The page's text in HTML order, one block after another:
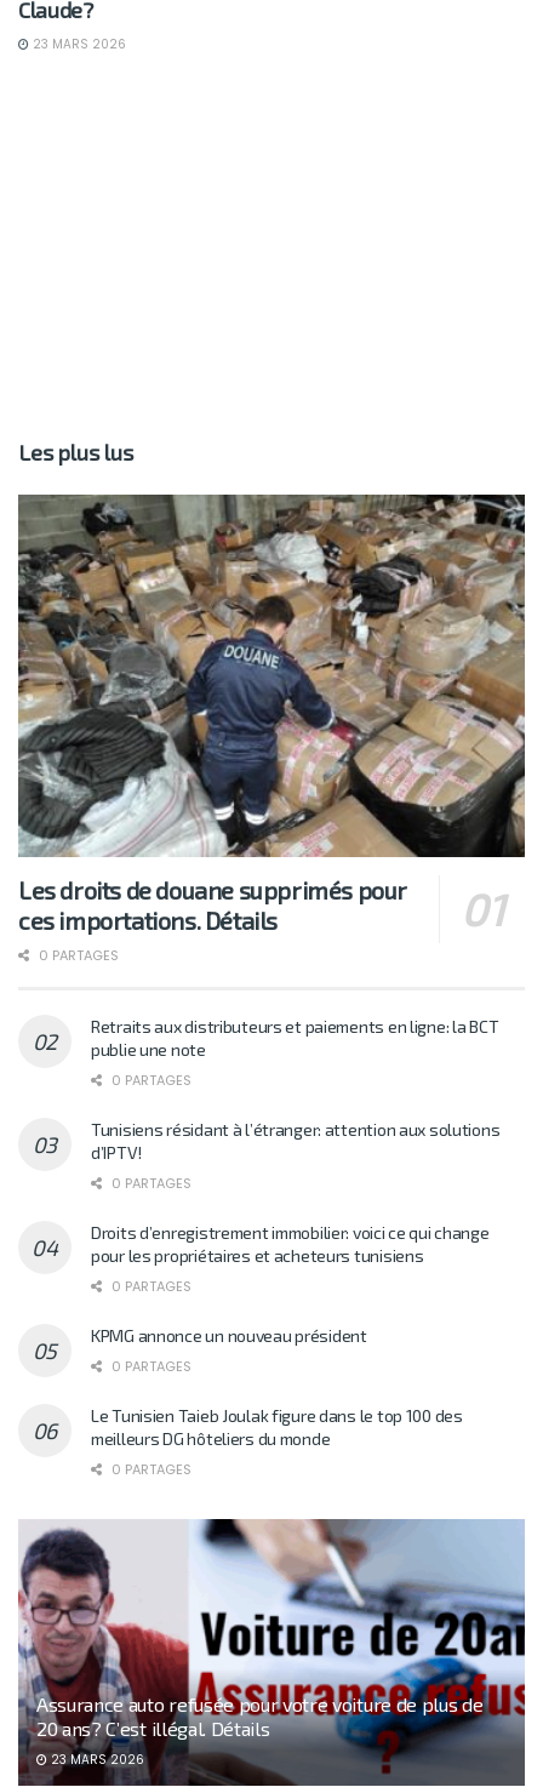
Claude?
23 MARS 2026
Les plus lus
Les droits de douane supprimés pour
ces importations. Détails
0 PARTAGES
Retraits aux distributeurs et paiements en ligne: la BCT
publie une note
0 PARTAGES
Tunisiens résidant à l’étranger: attention aux solutions
d’IPTV!
0 PARTAGES
Droits d’enregistrement immobilier: voici ce qui change
pour les propriétaires et acheteurs tunisiens
0 PARTAGES
KPMG annonce un nouveau président
0 PARTAGES
Le Tunisien Taieb Joulak figure dans le top 100 des
meilleurs DG hôteliers du monde
0 PARTAGES
Assurance auto refusée pour votre voiture de plus de
20 ans? C’est illégal. Détails
23 MARS 2026